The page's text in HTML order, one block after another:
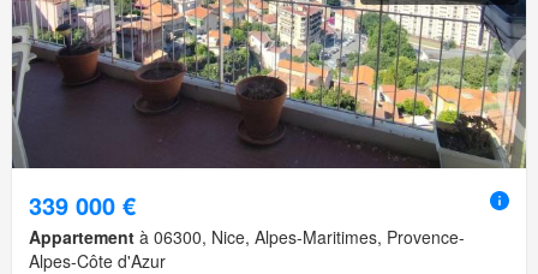
339 000 €
Appartement à 06300, Nice, Alpes-Maritimes, Provence-
Alpes-Côte d'Azur